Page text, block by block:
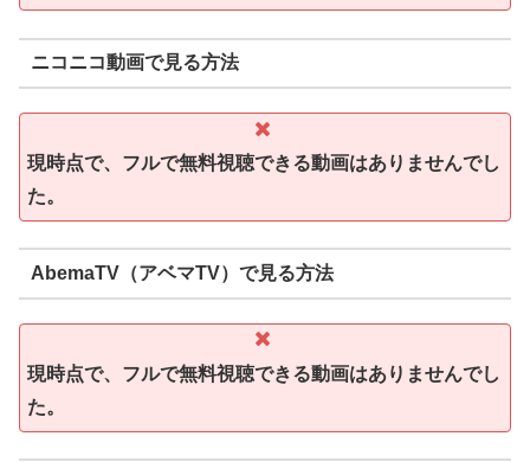
ニコニコ動画で見る方法
現時点で、フルで無料視聴できる動画はありませんでし
た。
AbemaTV（アベマTV）で見る方法
現時点で、フルで無料視聴できる動画はありませんでし
た。